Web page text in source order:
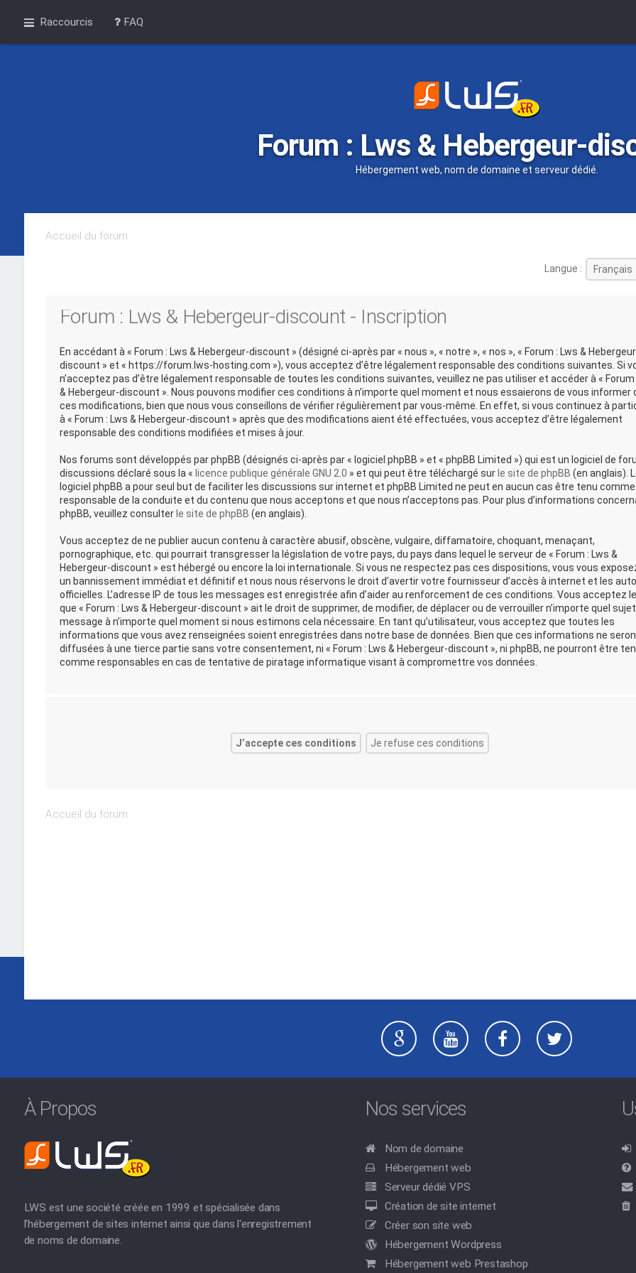
Raccourcis FAQ
Forum : Lws & Hebergeur-
Hébergement web, nom de domaine et serveur dédié.
Accueil du forum
Langue :
Forum : Lws & Hebergeur-discount - Inscription
En accédant à « Forum : Lws & Hebergeur-discount » (désigné ci-après par « nous », « notre », « nos », « Forum : Lws &
discount » et « https://forum.lws-hosting.com »), vous acceptez d’être légalement responsable des conditions suivantes. Si
n’acceptez pas d’être légalement responsable de toutes les conditions suivantes, veuillez ne pas utiliser et accéder à « Forum
& Hebergeur-discount ». Nous pouvons modifier ces conditions à n’importe quel moment et nous essaierons de vous informer
ces modifications, bien que nous vous conseillons de vérifier régulièrement par vous-même. En effet, si vous continuez à
à « Forum : Lws & Hebergeur-discount » après que des modifications aient été effectuées, vous acceptez d’être légalement
responsable des conditions modifiées et mises à jour.
Nos forums sont développés par phpBB (désignés ci-après par « logiciel phpBB » et « phpBB Limited ») qui est un logiciel de
discussions déclaré sous la « licence publique générale GNU 2.0 » et qui peut être téléchargé sur le site de phpBB (en anglais).
logiciel phpBB a pour seul but de faciliter les discussions sur internet et phpBB Limited ne peut en aucun cas être tenu comme
responsable de la conduite et du contenu que nous acceptons et que nous n’acceptons pas. Pour plus d’informations
phpBB, veuillez consulter le site de phpBB (en anglais).
Vous acceptez de ne publier aucun contenu à caractère abusif, obscène, vulgaire, diffamatoire, choquant, menaçant,
pornographique, etc. qui pourrait transgresser la législation de votre pays, du pays dans lequel le serveur de « Forum : Lws &
Hebergeur-discount » est hébergé ou encore la loi internationale. Si vous ne respectez pas ces dispositions, vous vous
un bannissement immédiat et définitif et nous nous réservons le droit d’avertir votre fournisseur d’accès à internet et les
officielles. L’adresse IP de tous les messages est enregistrée afin d’aider au renforcement de ces conditions. Vous acceptez
que « Forum : Lws & Hebergeur-discount » ait le droit de supprimer, de modifier, de déplacer ou de verrouiller n’importe quel
message à n’importe quel moment si nous estimons cela nécessaire. En tant qu’utilisateur, vous acceptez que toutes les
informations que vous avez renseignées soient enregistrées dans notre base de données. Bien que ces informations ne
diffusées à une tierce partie sans votre consentement, ni « Forum : Lws & Hebergeur-discount », ni phpBB, ne pourront être
comme responsables en cas de tentative de piratage informatique visant à compromettre vos données.
Accueil du forum
À Propos
LWS est une société créée en 1999 et spécialisée dans
l'hébergement de sites internet ainsi que dans l'enregistrement
de noms de domaine.
Nos services
Nom de domaine
Hébergement web
Serveur dédié VPS
Création de site internet
Créer son site web
Hébergement Wordpress
Hébergement web Prestashop